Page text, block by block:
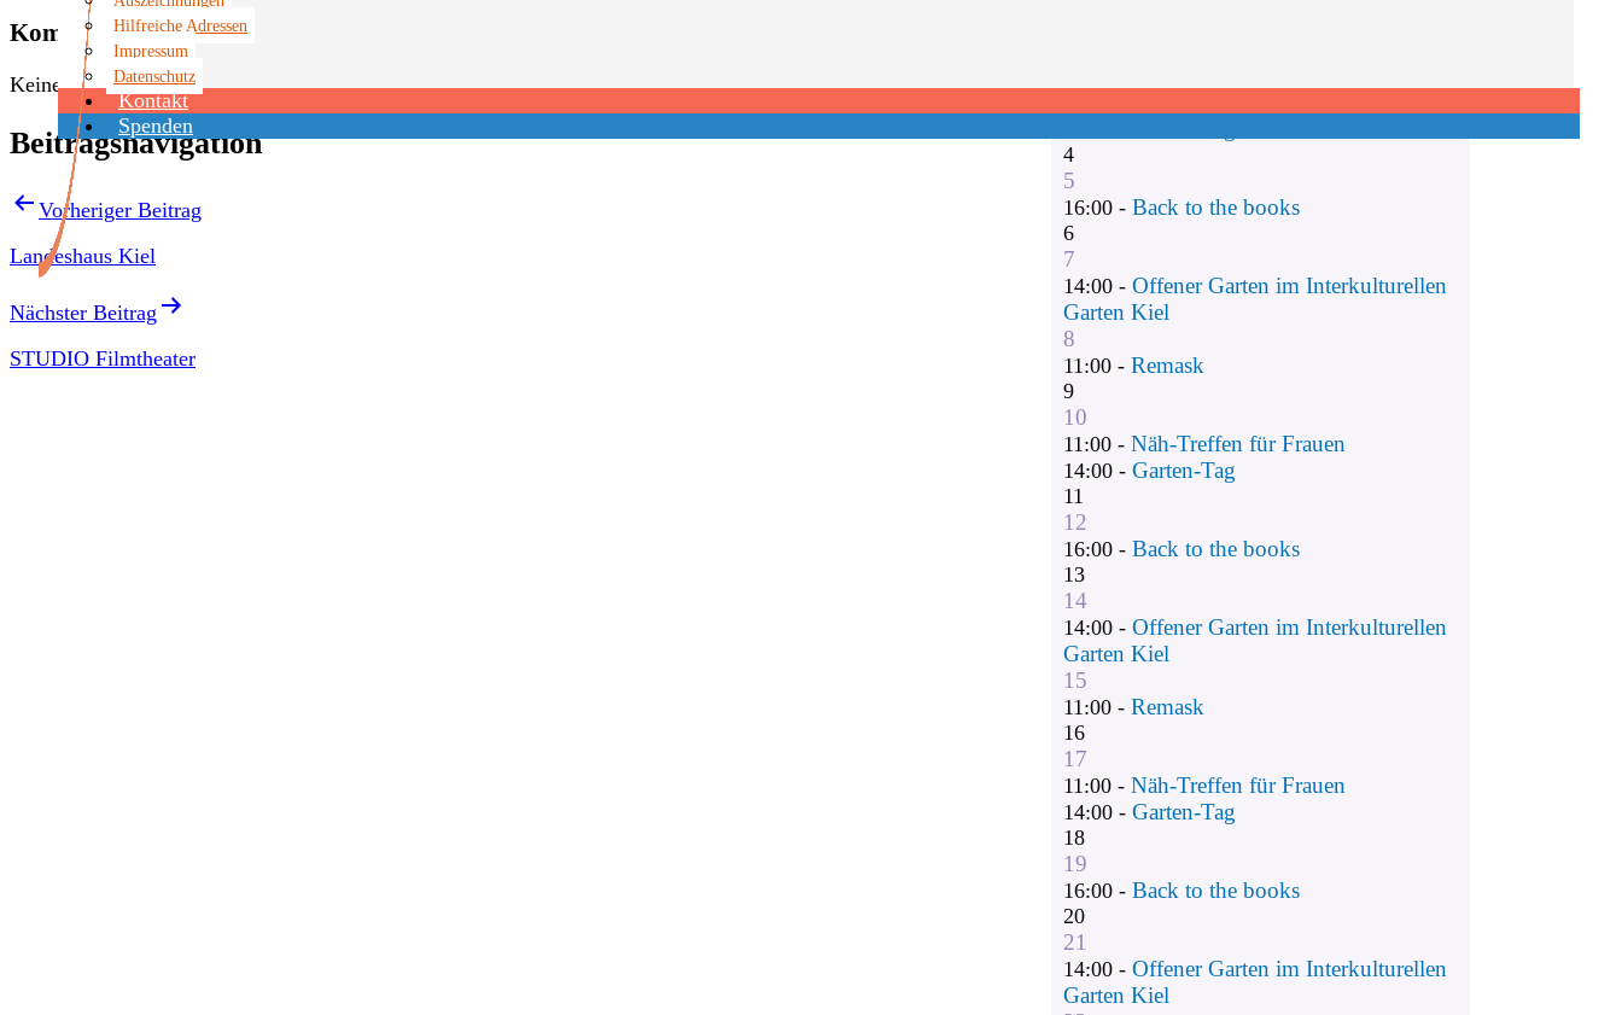
Hilfreiche Adressen
Impressum
Datenschutz
Kontakt
Spenden
Kommende Veranstaltungen
Keine Veranstaltungen an diesem Ort
Beitragsnavigation
Vorheriger Beitrag
Landeshaus Kiel
Nächster Beitrag
STUDIO Filmtheater
4
5
16:00 -Back to the books
6
7
14:00 -Offener Garten im Interkulturellen
Garten Kiel
8
11:00 -Remask
9
10
11:00 -Näh-Treffen für Frauen
14:00 -Garten-Tag
11
12
16:00 -Back to the books
13
14
14:00 -Offener Garten im Interkulturellen
Garten Kiel
15
11:00 -Remask
16
17
11:00 -Näh-Treffen für Frauen
14:00 -Garten-Tag
18
19
16:00 -Back to the books
20
21
14:00 -Offener Garten im Interkulturellen
Garten Kiel